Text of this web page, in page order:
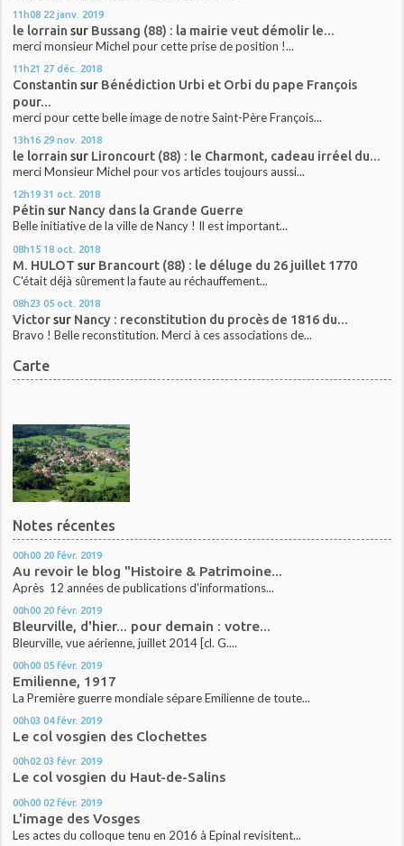
11h08 22 janv. 2019
le lorrain sur Bussang (88) : la mairie veut démolir le...
merci monsieur Michel pour cette prise de position !...
11h21 27 déc. 2018
Constantin sur Bénédiction Urbi et Orbi du pape François
pour...
merci pour cette belle image de notre Saint-Père François...
13h16 29 nov. 2018
le lorrain sur Lironcourt (88) : le Charmont, cadeau irréel du...
merci Monsieur Michel pour vos articles toujours aussi...
12h19 31 oct. 2018
Pétin sur Nancy dans la Grande Guerre
Belle initiative de la ville de Nancy ! Il est important...
08h15 18 oct. 2018
M. HULOT sur Brancourt (88) : le déluge du 26 juillet 1770
C'était déjà sûrement la faute au réchauffement...
08h23 05 oct. 2018
Victorsur Nancy : reconstitution du procès de 1816 du...
Bravo ! Belle reconstitution. Merci à ces associations de...
Carte
Notes récentes
00h00 20 févr. 2019
Au revoir le blog "Histoire & Patrimoine...
Après 12 années de publications d'informations...
00h00 20 févr. 2019
Bleurville, d'hier... pour demain : votre...
Bleurville, vue aérienne, juillet 2014 [cl. G....
00h00 05 févr. 2019
Emilienne, 1917
La Première guerre mondiale sépare Emilienne de toute...
00h03 04 févr. 2019
Le col vosgien des Clochettes
00h02 03 févr. 2019
Le col vosgien du Haut-de-Salins
00h00 02 févr. 2019
L'image des Vosges
Les actes du colloque tenu en 2016 à Epinal revisitent...